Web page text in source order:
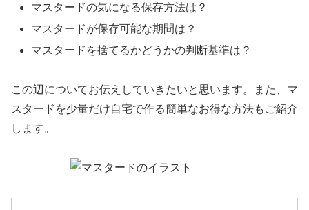
マスタードの気になる保存方法は？
マスタードが保存可能な期間は？
マスタードを捨てるかどうかの判断基準は？
この辺についてお伝えしていきたいと思います。また、マ
スタードを少量だけ自宅で作る簡単なお得な方法もご紹介
します。